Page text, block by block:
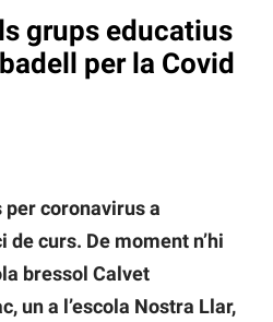
grups educatius
per la Covid
coronavirus a
de curs. De moment n’hi
bressol Calvet
un a l’escola Nostra Llar,